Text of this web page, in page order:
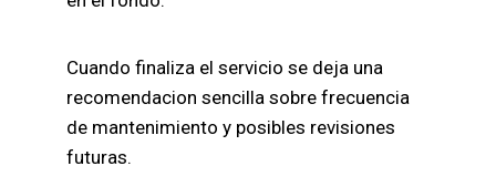
Cuando finaliza el servicio se deja una
recomendacion sencilla sobre frecuencia
de mantenimiento y posibles revisiones
futuras.